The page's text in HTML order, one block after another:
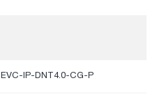
EVC-IP-DNT4.0-CG-P